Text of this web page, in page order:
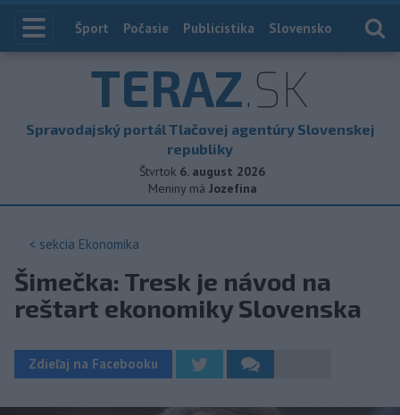
Index
Šport Počasie Publicistika Slovensko
TERAZ.SK
Spravodajský portál Tlačovej agentúry Slovenskej
republiky
Štvrtok 6. august 2026
Meniny má Jozefína
< sekcia Ekonomika
Šimečka: Tresk je návod na
reštart ekonomiky Slovenska
Zdieľaj na Facebooku